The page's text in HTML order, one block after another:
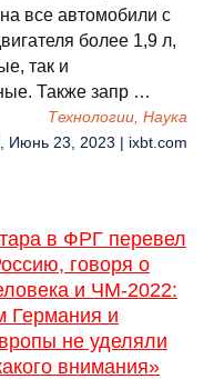
все автомобили с
более 1,9 л,
так и
Также запр …
Технологии, Наука
Июнь 23, 2023 | ixbt.com
в ФРГ перевел
говоря о
и ЧМ-2022:
Германия и
не уделяли
внимания»